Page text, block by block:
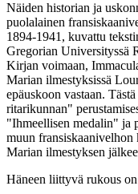
Näiden historian ja
puolalainen
1894-1941, kuvattu
Gregorian Universityssä
Kirjan voimaan,
Marian ilmestyksissä
epäuskoon vastaan.
ritarikunnan"
"Ihmeellisen medalin" ja
muun fransiskaanivelhon
Marian ilmestyksen
Häneen liittyvä rukous